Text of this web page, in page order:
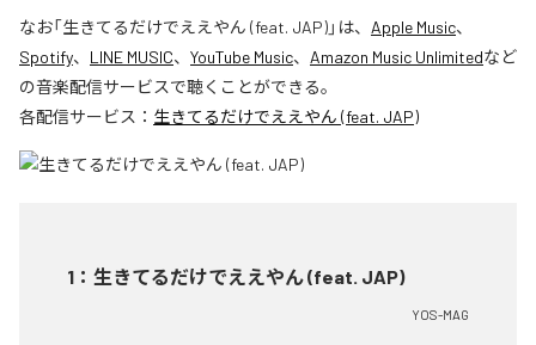
なお「生きてるだけでええやん (feat. JAP)」は、 Apple Music、
Spotify、 LINE MUSIC、 YouTube Music、 Amazon Music Unlimitedなど
の音楽配信サービスで聴くことができる。
各配信サービス： 生きてるだけでええやん (feat. JAP)
1 ： 生きてるだけでええやん (feat. JAP)
YOS-MAG